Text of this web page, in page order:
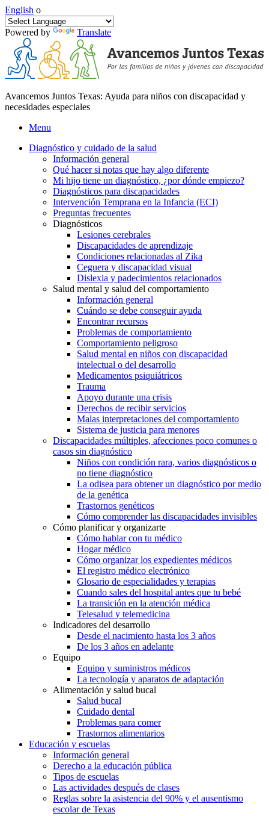
English o
Powered by Translate
Avancemos Juntos Texas: Ayuda para niños con discapacidad y
necesidades especiales
Menu
Diagnóstico y cuidado de la salud
Información general
Qué hacer si notas que hay algo diferente
Mi hijo tiene un diagnóstico, ¿por dónde empiezo?
Diagnósticos para discapacidades
Intervención Temprana en la Infancia (ECI)
Preguntas frecuentes
Diagnósticos
Lesiones cerebrales
Discapacidades de aprendizaje
Condiciones relacionadas al Zika
Ceguera y discapacidad visual
Dislexia y padecimientos relacionados
Salud mental y salud del comportamiento
Información general
Cuándo se debe conseguir ayuda
Encontrar recursos
Problemas de comportamiento
Comportamiento peligroso
Salud mental en niños con discapacidad
intelectual o del desarrollo
Medicamentos psiquiátricos
Trauma
Apoyo durante una crisis
Derechos de recibir servicios
Malas interpretaciones del comportamiento
Sistema de justicia para menores
Discapacidades múltiples, afecciones poco comunes o
casos sin diagnóstico
Niños con condición rara, varios diagnósticos o
no tiene diagnóstico
La odisea para obtener un diagnóstico por medio
de la genética
Trastornos genéticos
Cómo comprender las discapacidades invisibles
Cómo planificar y organizarte
Cómo hablar con tu médico
Hogar médico
Cómo organizar los expedientes médicos
El registro médico electrónico
Glosario de especialidades y terapias
Cuando sales del hospital antes que tu bebé
La transición en la atención médica
Telesalud y telemedicina
Indicadores del desarrollo
Desde el nacimiento hasta los 3 años
De los 3 años en adelante
Equipo
Equipo y suministros médicos
La tecnología y aparatos de adaptación
Alimentación y salud bucal
Salud bucal
Cuidado dental
Problemas para comer
Trastornos alimentarios
Educación y escuelas
Información general
Derecho a la educación pública
Tipos de escuelas
Las actividades después de clases
Reglas sobre la asistencia del 90% y el ausentismo
escolar de Texas